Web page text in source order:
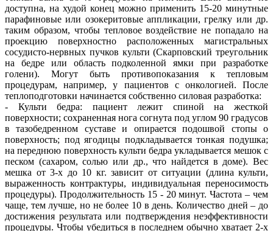
доступна, на худой конец можно применить 15-20 минутные
парафиновые или озокеритовые аппликации, грелку или др.
таким образом, чтобы тепловое воздействие не попадало на
проекцию поверхностно расположенных магистральных
сосудисто-нервных пучков культи (Скарповский треугольник
на бедре или область подколенной ямки при разработке
голени). Могут быть противопоказания к тепловым
процедурам, например, у пациентов с онкологией. После
теплоподготовки начинается собственно силовая разработка:
- Культи бедра: пациент лежит спиной на жесткой
поверхности; сохраненная нога согнута под углом 90 градусов
в тазобедренном суставе и опирается подошвой стопы о
поверхность; под ягодицы подкладывается тонкая подушка;
на переднюю поверхность культи бедра укладывается мешок с
песком (сахаром, солью или др., что найдется в доме). Вес
мешка от 3-х до 10 кг. зависит от ситуации (длина культи,
выраженность контрактуры, индивидуальная переносимость
процедуры). Продолжительность 15 - 20 минут. Частота – чем
чаще, тем лучше, но не более 10 в день. Количество дней – до
достижения результата или подтверждения неэффективности
процедуры. Чтобы убедиться в последнем обычно хватает 2-х